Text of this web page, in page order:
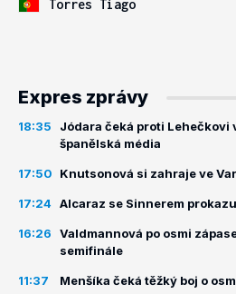
Torres Tiago
Expres zprávy
18:35
Jódara čeká proti Lehečkovi
španělská média
17:50 Knutsonová si zahraje ve
17:24 Alcaraz se Sinnerem
16:26
Valdmannová po osmi
semifinále
11:37 Menšíka čeká těžký boj o